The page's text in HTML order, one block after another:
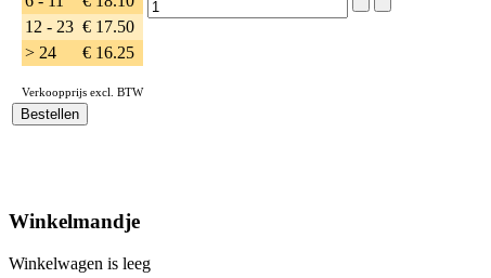
12 - 23 € 17.50
> 24
€ 16.25
Verkoopprijs excl. BTW
Winkelmandje
Winkelwagen is leeg